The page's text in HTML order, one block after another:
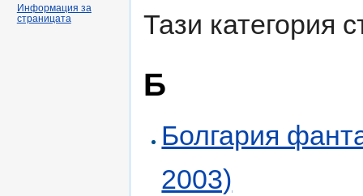
Тази категория
Б
Болгария
2003)
Информация за
страницата